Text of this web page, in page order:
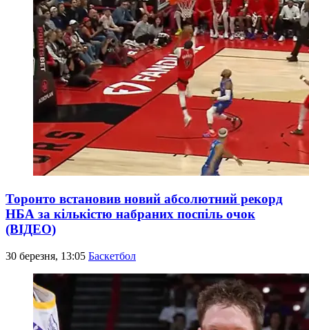
Торонто встановив новий абсолютний рекорд
НБА за кількістю набраних поспіль очок
(ВІДЕО)
30 березня, 13:05 Баскетбол